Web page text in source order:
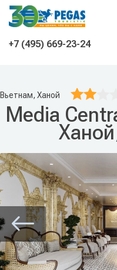
На главную
+7 (495) 669-23-24
Вьетнам, Ханой
Media